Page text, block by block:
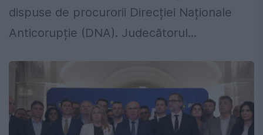
dispuse de procurorii Direcției Naționale
Anticorupție (DNA). Judecătorul...